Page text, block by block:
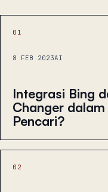
01
8 FEB 2023AI
Integrasi Bing
Changer
Pencari?
02